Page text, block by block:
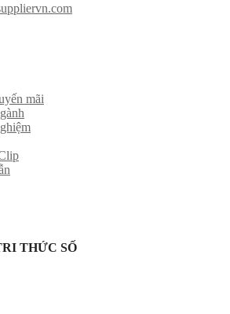
mãi
THỨC SỐ